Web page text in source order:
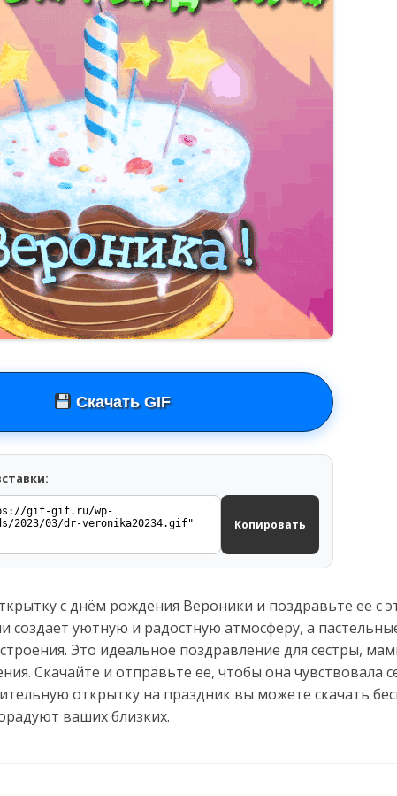
Скачать GIF
Копировать
с днём рождения Вероники и поздравьте ее с
создает уютную и радостную атмосферу, а
Это идеальное поздравление для сестры,
Скачайте и отправьте ее, чтобы она чувствовала
открытку на праздник вы можете скачать
ваших близких.